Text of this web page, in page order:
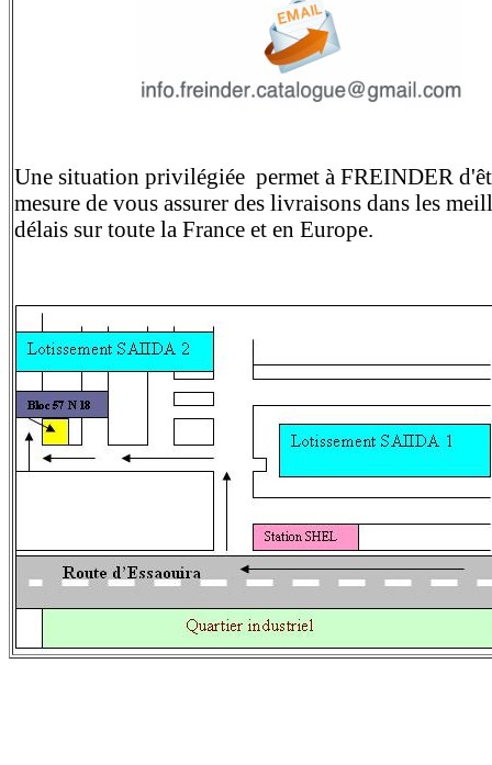
Une situation privilégiée permet à FREINDER
mesure de vous assurer des livraisons dans les
délais sur toute la France et en Europe.